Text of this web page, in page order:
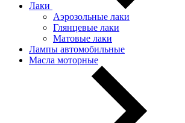
Лаки
Аэрозольные лаки
Глянцевые лаки
Матовые лаки
Лампы автомобильные
Масла моторные